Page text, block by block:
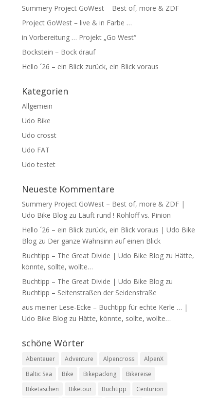
Summery Project GoWest – Best of, more & ZDF
Project GoWest – live & in Farbe …
in Vorbereitung … Projekt „Go West“
Bockstein – Bock drauf
Hello ´26 – ein Blick zurück, ein Blick voraus
Kategorien
Allgemein
Udo Bike
Udo crosst
Udo FAT
Udo testet
Neueste Kommentare
Summery Project GoWest – Best of, more & ZDF |
Udo Bike Blogzu Läuft rund ! Rohloff vs. Pinion
Hello ´26 – ein Blick zurück, ein Blick voraus | Udo Bike
Blogzu Der ganze Wahnsinn auf einen Blick
Buchtipp – The Great Divide | Udo Bike Blogzu Hätte,
könnte, sollte, wollte…
Buchtipp – The Great Divide | Udo Bike Blogzu
Buchtipp – Seitenstraßen der Seidenstraße
aus meiner Lese-Ecke – Buchtipp für echte Kerle … |
Udo Bike Blogzu Hätte, könnte, sollte, wollte…
schöne Wörter
Abenteuer Adventure Alpencross
AlpenX
Baltic Sea
Bike Bikepacking
Bikereise
Biketaschen
Biketour Buchtipp Centurion